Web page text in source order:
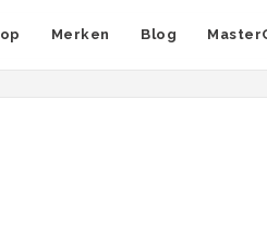
Merken Blog